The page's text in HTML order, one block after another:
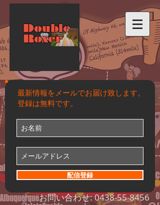
Double
Roxer
お問い合わせ:0438-55-8456
最新情報をメールでお届け致します。
登録は無料です。
配信登録